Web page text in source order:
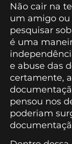
Não cair na
um amigo ou
pesquisar
é uma
e abuse das
certamente,
pensou nos
poderiam